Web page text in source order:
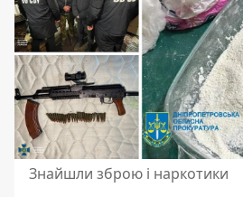
Знайшли зброю і наркотики